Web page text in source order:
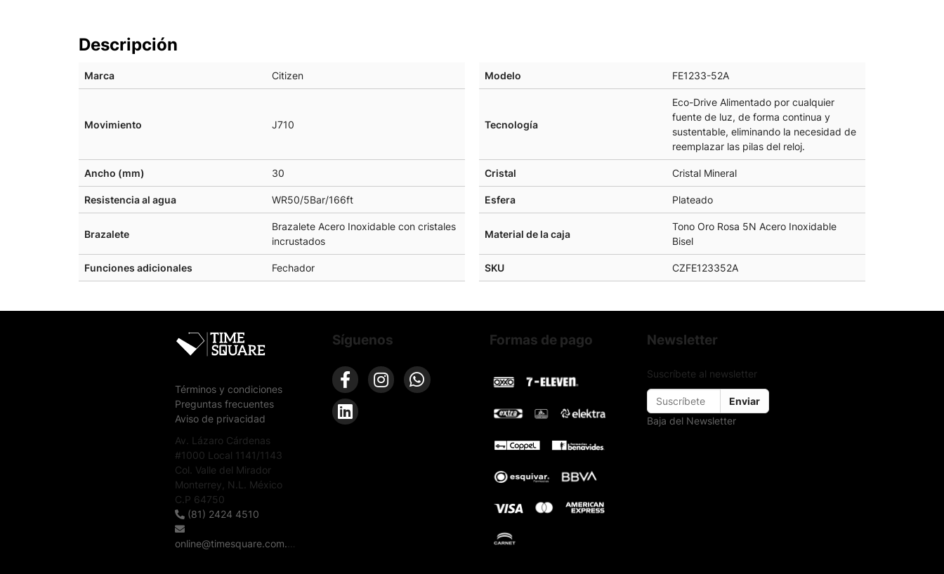
Descripción
Marca Citizen Modelo FE1233-52A
Movimiento J710 Tecnología
Eco-Drive Alimentado por cualquier
fuente de luz, de forma continua y
sustentable, eliminando la necesidad de
reemplazar las pilas del reloj.
Ancho (mm) 30 Cristal Cristal Mineral
Resistencia al agua WR50/5Bar/166ft Esfera Plateado
Brazalete
Brazalete Acero Inoxidable con cristales
incrustados
Material de la caja
Tono Oro Rosa 5N Acero Inoxidable
Bisel
Funciones adicionales Fechador SKU CZFE123352A
Términos y condiciones
Preguntas frecuentes
Aviso de privacidad
Av. Lázaro Cárdenas
#1000 Local 1141/1143
Col. Valle del Mirador
Monterrey, N.L. México
C.P 64750
(81) 2424 4510
online@timesquare.com.mx
Síguenos Formas de pago Newsletter
Suscríbete al newsletter
Enviar
Baja del Newsletter